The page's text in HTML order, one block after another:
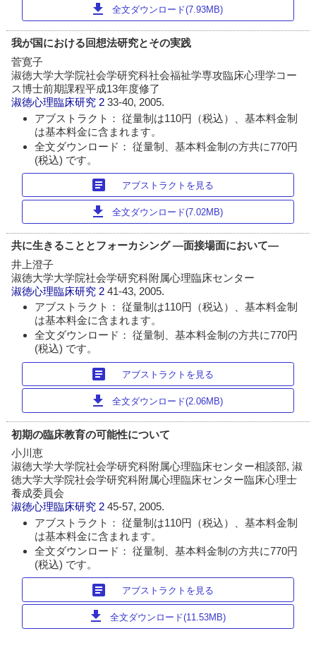
download 全文ダウンロード(7.93MB)
我が国における回想法研究とその実践
菅寛子
淑徳大学大学院社会学研究科社会福祉学専攻臨床心理学コー
ス博士前期課程平成13年度修了
淑徳心理臨床研究 233-40, 2005.
アブストラクト： 従量制は110円（税込）、基本料金制
は基本料金に含まれます。
全文ダウンロード： 従量制、基本料金制の方共に770円
(税込) です。
article アブストラクトを見る
download 全文ダウンロード(7.02MB)
共に生きることとフォーカシング ―面接場面において―
井上澄子
淑徳大学大学院社会学研究科附属心理臨床センター
淑徳心理臨床研究 241-43, 2005.
アブストラクト： 従量制は110円（税込）、基本料金制
は基本料金に含まれます。
全文ダウンロード： 従量制、基本料金制の方共に770円
(税込) です。
article アブストラクトを見る
download 全文ダウンロード(2.06MB)
初期の臨床教育の可能性について
小川恵
淑徳大学大学院社会学研究科附属心理臨床センター相談部, 淑
徳大学大学院社会学研究科附属心理臨床センター臨床心理士
養成委員会
淑徳心理臨床研究 245-57, 2005.
アブストラクト： 従量制は110円（税込）、基本料金制
は基本料金に含まれます。
全文ダウンロード： 従量制、基本料金制の方共に770円
(税込) です。
article アブストラクトを見る
download 全文ダウンロード(11.53MB)